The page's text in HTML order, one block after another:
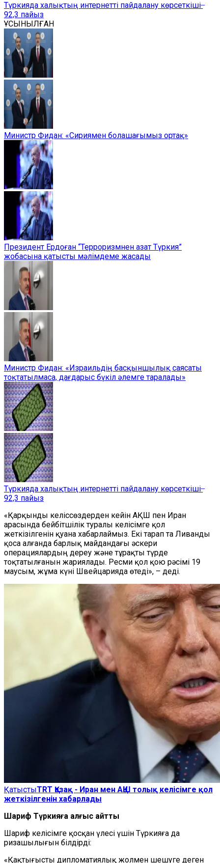
Түркияда халықтың интернетті пайдалану көрсеткіші ̶
92,3 пайыз
ҰСЫНЫЛҒАН
Министр Фидан: «Сириямен болашағымыз ортақ»
Президент Ердоған “Терроризмнен азат Түркия”
жобасына қатысты мәлімдеме жасады
Министр Фидан: «Израильдің басқыншылық саясаты
тоқтатылмаса, дағдарыс бүкіл әлемге таралады»
Түркияда халықтың интернетті пайдалану көрсеткіші ̶
92,3 пайыз
«Қарқынды келіссөздерден кейін АҚШ пен Иран
арасында бейбітшілік туралы келісімге қол
жеткізілгенін қуана хабарлаймыз. Екі тарап та Ливанды
қоса алғанда барлық майдандағы әскери
операциялардың дереу және тұрақты түрде
тоқтатылғанын жариялады. Ресми қол қою рәсімі 19
маусым, жұма күні Швейцарияда өтеді», – деді.
ҚатыстыTRT Қазақ - Иран мен АҚШ толық келісімге қол
жеткізілгенін хабарлады
Шариф Түркияға алғыс айтты
Шариф келісімге қосқан үлесі үшін Түркияға да
ризашылығын білдірді:
«Қақтығысты дипломатиялық жолмен шешуге деген